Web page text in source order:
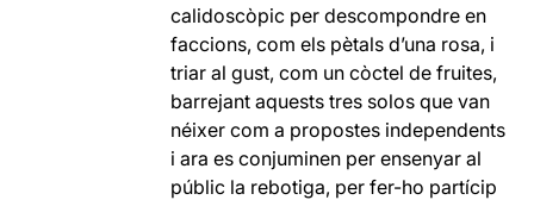
calidoscòpic per descompondre en
faccions, com els pètals d’una rosa, i
triar al gust, com un còctel de fruites,
barrejant aquests tres solos que van
néixer com a propostes independents
i ara es conjuminen per ensenyar al
públic la rebotiga, per fer-ho partícip